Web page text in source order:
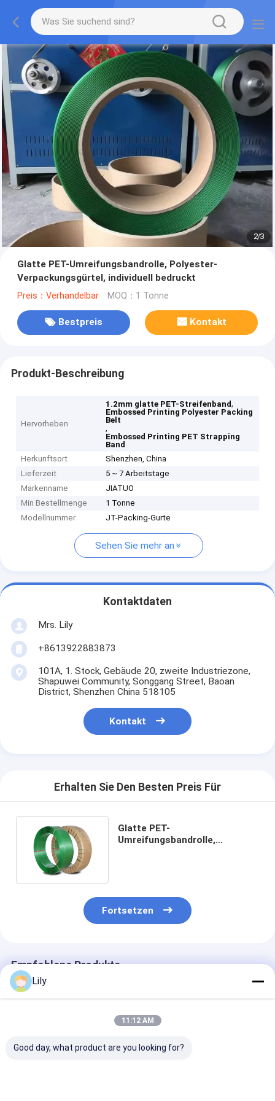
2/3
Glatte PET-Umreifungsbandrolle, Polyester-
Verpackungsgürtel, individuell bedruckt
Preis：Verhandelbar MOQ：1 Tonne
Bestpreis Kontakt
Produkt-Beschreibung
Hervorheben
1.2mm glatte PET-Streifenband,
Embossed Printing Polyester Packing
Belt
,
Embossed Printing PET Strapping
Band
Herkunftsort
Shenzhen, China
Lieferzeit
5 ~ 7 Arbeitstage
Markenname
JIATUO
Min Bestellmenge
1 Tonne
Modellnummer
JT-Packing-Gurte
Sehen Sie mehr an
Kontaktdaten
Mrs. Lily
+8613922883873
101A, 1. Stock, Gebäude 20, zweite Industriezone,
Shapuwei Community, Songgang Street, Baoan
District, Shenzhen China 518105
Kontakt
Erhalten Sie Den Besten Preis Für
Glatte PET-
Umreifungsbandrolle,
Fortsetzen
Empfohlene Produkte
Lily
11:12 AM
Good day, what product are you looking for?